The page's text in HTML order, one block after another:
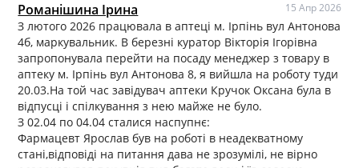
Романішина Ірина 15 Апр 2026
З лютого 2026 працювала в аптеці м. Ірпінь вул Антонова
4б, маркувальник. В березні куратор Вікторія Ігорівна
запропонувала перейти на посаду менеджер з товару в
аптеку м. Ірпінь вул Антонова 8, я вийшла на роботу туди
20.03.На той час завідувач аптеки Кручок Оксана була в
відпусці і спілкування з нею майже не було.
З 02.04 по 04.04 сталися наспупнє:
Фармацевт Ярослав був на роботі в неадекватному
стані,відповіді на питання дава не зрозумілі, не вірно